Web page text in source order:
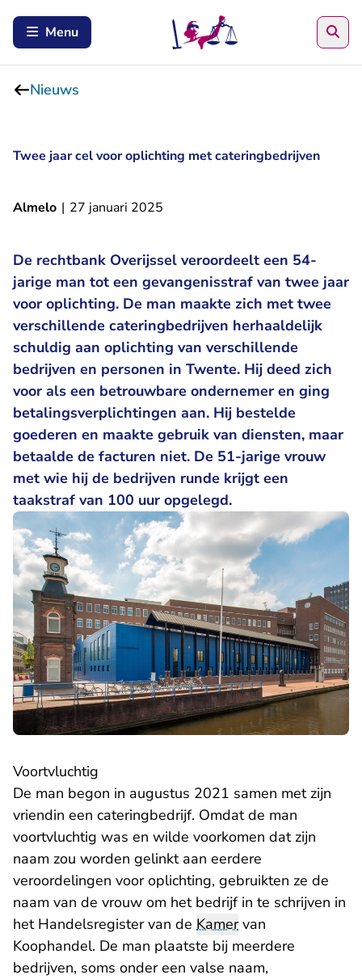
Menu
Nieuws
Twee jaar cel voor oplichting met cateringbedrijven
Almelo | 27 januari 2025
De rechtbank Overijssel veroordeelt een 54-
jarige man tot een gevangenisstraf van twee jaar
voor oplichting. De man maakte zich met twee
verschillende cateringbedrijven herhaaldelijk
schuldig aan oplichting van verschillende
bedrijven en personen in Twente. Hij deed zich
voor als een betrouwbare ondernemer en ging
betalingsverplichtingen aan. Hij bestelde
goederen en maakte gebruik van diensten, maar
betaalde de facturen niet. De 51-jarige vrouw
met wie hij de bedrijven runde krijgt een
taakstraf van 100 uur opgelegd.
Voortvluchtig
De man begon in augustus 2021 samen met zijn
vriendin een cateringbedrijf. Omdat de man
voortvluchtig was en wilde voorkomen dat zijn
naam zou worden gelinkt aan eerdere
veroordelingen voor oplichting, gebruikten ze de
naam van de vrouw om het bedrijf in te schrijven in
het Handelsregister van de Kamervan
Koophandel. De man plaatste bij meerdere
bedrijven, soms onder een valse naam,